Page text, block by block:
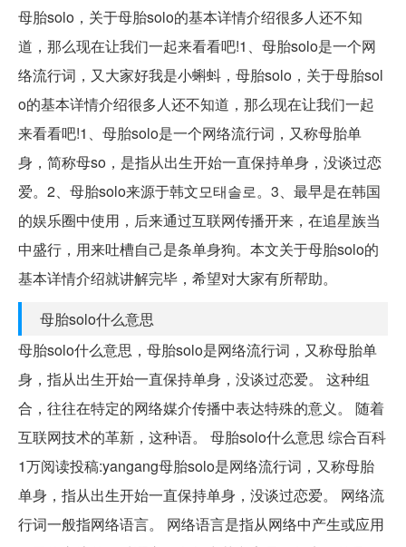
母胎solo，关于母胎solo的基本详情介绍很多人还不知
道，那么现在让我们一起来看看吧!1、母胎solo是一个网
络流行词，又大家好我是小蝌蚪，母胎solo，关于母胎sol
o的基本详情介绍很多人还不知道，那么现在让我们一起
来看看吧!1、母胎solo是一个网络流行词，又称母胎单
身，简称母so，是指从出生开始一直保持单身，没谈过恋
爱。2、母胎solo来源于韩文모태솔로。3、最早是在韩国
的娱乐圈中使用，后来通过互联网传播开来，在追星族当
中盛行，用来吐槽自己是条单身狗。本文关于母胎solo的
基本详情介绍就讲解完毕，希望对大家有所帮助。
母胎solo什么意思
母胎solo什么意思，母胎solo是网络流行词，又称母胎单
身，指从出生开始一直保持单身，没谈过恋爱。 这种组
合，往往在特定的网络媒介传播中表达特殊的意义。 随着
互联网技术的革新，这种语。 母胎solo什么意思 综合百科
1万阅读投稿:yangang母胎solo是网络流行词，又称母胎
单身，指从出生开始一直保持单身，没谈过恋爱。 网络流
行词一般指网络语言。 网络语言是指从网络中产生或应用